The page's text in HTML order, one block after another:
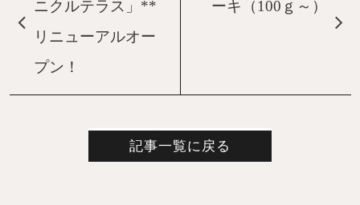
ニクルテラス」**
リニューアルオー
プン！
ーキ（100ｇ～）
記事一覧に戻る